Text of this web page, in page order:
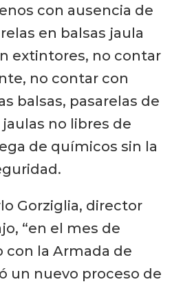
con ausencia de
en balsas jaula
extintores, no contar
no contar con
balsas, pasarelas de
no libres de
de químicos sin la
Gorziglia, director
“en el mes de
la Armada de
un nuevo proceso de